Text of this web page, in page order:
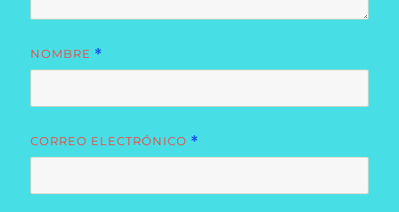
NOMBRE *
CORREO ELECTRÓNICO *